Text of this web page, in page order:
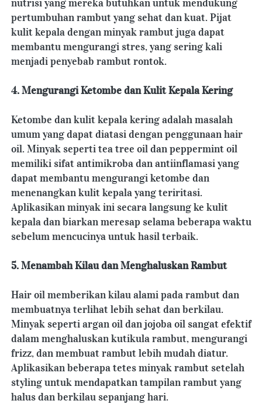
nutrisi yang mereka butuhkan untuk mendukung
pertumbuhan rambut yang sehat dan kuat. Pijat
kulit kepala dengan minyak rambut juga dapat
membantu mengurangi stres, yang sering kali
menjadi penyebab rambut rontok.
4. Mengurangi Ketombe dan Kulit Kepala Kering
Ketombe dan kulit kepala kering adalah masalah
umum yang dapat diatasi dengan penggunaan hair
oil. Minyak seperti tea tree oil dan peppermint oil
memiliki sifat antimikroba dan antiinflamasi yang
dapat membantu mengurangi ketombe dan
menenangkan kulit kepala yang teriritasi.
Aplikasikan minyak ini secara langsung ke kulit
kepala dan biarkan meresap selama beberapa waktu
sebelum mencucinya untuk hasil terbaik.
5. Menambah Kilau dan Menghaluskan Rambut
Hair oil memberikan kilau alami pada rambut dan
membuatnya terlihat lebih sehat dan berkilau.
Minyak seperti argan oil dan jojoba oil sangat efektif
dalam menghaluskan kutikula rambut, mengurangi
frizz, dan membuat rambut lebih mudah diatur.
Aplikasikan beberapa tetes minyak rambut setelah
styling untuk mendapatkan tampilan rambut yang
halus dan berkilau sepanjang hari.